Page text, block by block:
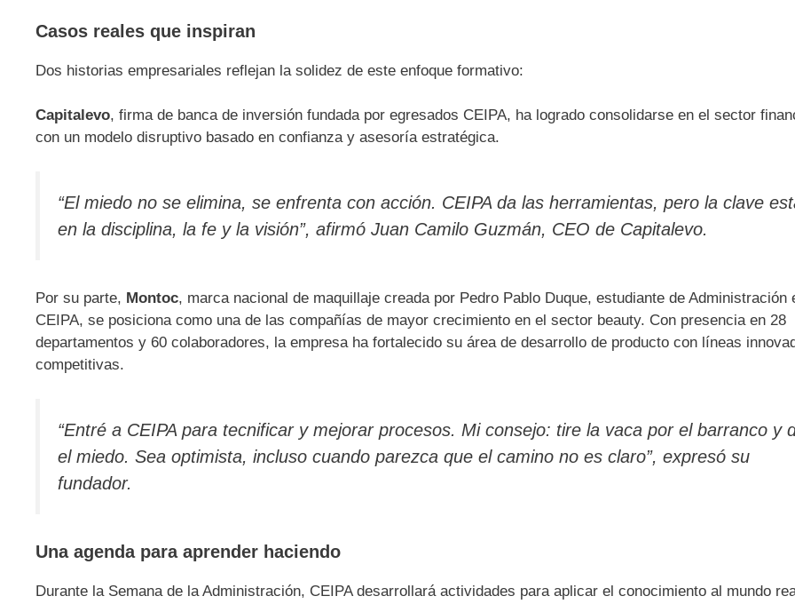
Casos reales que inspiran
Dos historias empresariales reflejan la solidez de este enfoque formativo:
Capitalevo, firma de banca de inversión fundada por egresados CEIPA, ha logrado consolidarse en el sector
con un modelo disruptivo basado en confianza y asesoría estratégica.
“El miedo no se elimina, se enfrenta con acción. CEIPA da las herramientas, pero la clave
en la disciplina, la fe y la visión”, afirmó Juan Camilo Guzmán, CEO de Capitalevo.
Por su parte, Montoc, marca nacional de maquillaje creada por Pedro Pablo Duque, estudiante de Administración
CEIPA, se posiciona como una de las compañías de mayor crecimiento en el sector beauty. Con presencia en 28
departamentos y 60 colaboradores, la empresa ha fortalecido su área de desarrollo de producto con líneas
competitivas.
“Entré a CEIPA para tecnificar y mejorar procesos. Mi consejo: tire la vaca por el barranco y
el miedo. Sea optimista, incluso cuando parezca que el camino no es claro”, expresó su
fundador.
Una agenda para aprender haciendo
Durante la Semana de la Administración, CEIPA desarrollará actividades para aplicar el conocimiento al mundo